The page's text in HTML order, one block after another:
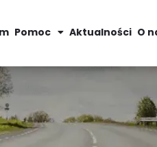
Pomoc Aktualności O